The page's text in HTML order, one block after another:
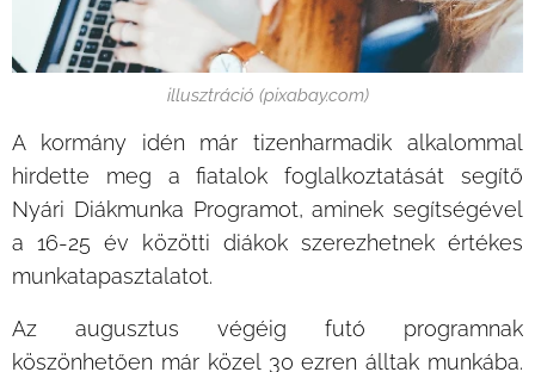
illusztráció (pixabay.com)
A kormány idén már tizenharmadik alkalommal
hirdette meg a fiatalok foglalkoztatását segítő
Nyári Diákmunka Programot, aminek segítségével
a 16-25 év közötti diákok szerezhetnek értékes
munkatapasztalatot.
Az augusztus végéig futó programnak
köszönhetően már közel 30 ezren álltak munkába.